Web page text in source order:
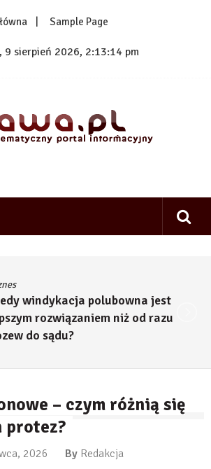
Sample Page
9 sierpień 2026, 2:13:14 pm
windykacja polubowna jest
rozwiązaniem niż od razu
do sądu?
– czym różnią się
protez?
2026 By Redakcja